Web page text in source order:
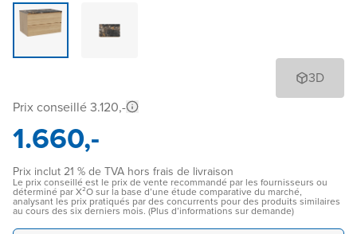
3D
Prix conseillé 3.120,-
1.660,-
Prix inclut 21 % de TVA hors frais de livraison
Le prix conseillé est le prix de vente recommandé par les fournisseurs ou
déterminé par X²O sur la base d’une étude comparative du marché,
analysant les prix pratiqués par des concurrents pour des produits similaires
au cours des six derniers mois. (Plus d’informations sur demande)